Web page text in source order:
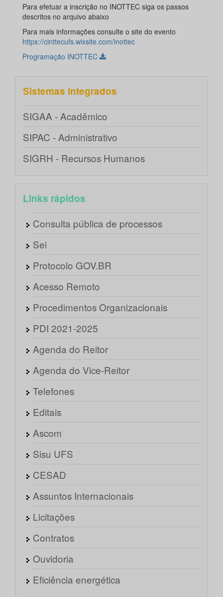
Para efetuar a inscrição no INOTTEC siga os passos
descritos no arquivo abaixo
Para mais informações consulte o site do evento
https://cinttecufs.wixsite.com/inottec
Programação INOTTEC
Sistemas integrados
SIGAA - Acadêmico
SIPAC - Administrativo
SIGRH - Recursos Humanos
Links rápidos
Consulta pública de processos
Sei
Protocolo GOV.BR
Acesso Remoto
Procedimentos Organizacionais
PDI 2021-2025
Agenda do Reitor
Agenda do Vice-Reitor
Telefones
Editais
Ascom
Sisu UFS
CESAD
Assuntos Internacionais
Licitações
Contratos
Ouvidoria
Eficiência energética